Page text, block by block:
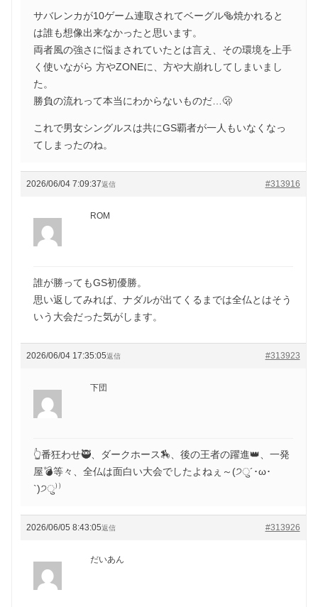
サバレンカが10ゲーム連取されてベーグル🥯焼かれると
は誰も想像出来なかったと思います。
両者風の強さに悩まされていたとは言え、その環境を上手
く使いながら 方やZONEに、方や大崩れしてしまいまし
た。
勝負の流れって本当にわからないものだ…🫢
これで男女シングルスは共にGS覇者が一人もいなくなっ
てしまったのね。
2026/06/04 7:09:37 #313916
返信
ROM
誰が勝ってもGS初優勝。
思い返してみれば、ナダルが出てくるまでは全仏とはそう
いう大会だった気がします。
2026/06/04 17:35:05 #313923
返信
下団
👆番狂わせ🥷、ダークホース🏇、後の王者の躍進👑、一発
屋💣等々、全仏は面白い大会でしたよねぇ～(੭ु´･ω･
`)੭ु⁾⁾
2026/06/05 8:43:05 #313926
返信
だいあん